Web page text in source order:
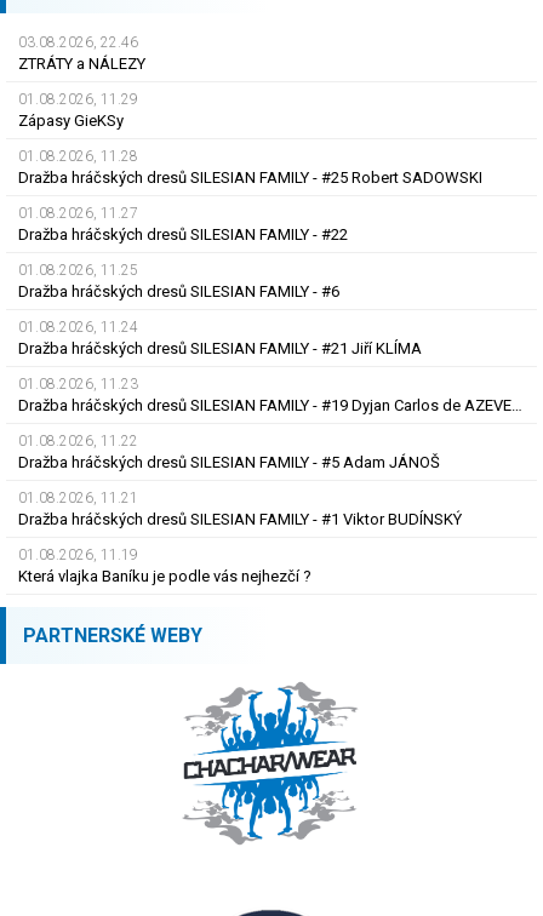
03.08.2026, 22.46
ZTRÁTY a NÁLEZY
01.08.2026, 11.29
Zápasy GieKSy
01.08.2026, 11.28
Dražba hráčských dresů SILESIAN FAMILY - #25 Robert SADOWSKI
01.08.2026, 11.27
Dražba hráčských dresů SILESIAN FAMILY - #22
01.08.2026, 11.25
Dražba hráčských dresů SILESIAN FAMILY - #6
01.08.2026, 11.24
Dražba hráčských dresů SILESIAN FAMILY - #21 Jiří KLÍMA
01.08.2026, 11.23
Dražba hráčských dresů SILESIAN FAMILY - #19 Dyjan Carlos de AZEVEDO
01.08.2026, 11.22
Dražba hráčských dresů SILESIAN FAMILY - #5 Adam JÁNOŠ
01.08.2026, 11.21
Dražba hráčských dresů SILESIAN FAMILY - #1 Viktor BUDÍNSKÝ
01.08.2026, 11.19
Která vlajka Baníku je podle vás nejhezčí ?
PARTNERSKÉ WEBY